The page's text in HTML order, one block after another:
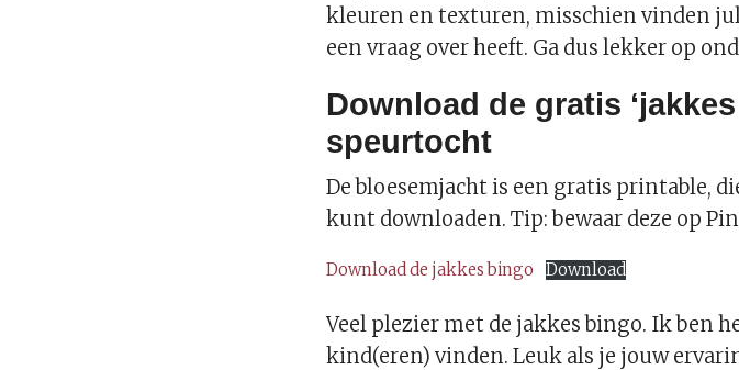
kleuren en texturen, misschien vinden
een vraag over heeft. Ga dus lekker op
Download de gratis
speurtocht
De bloesemjacht is een gratis printable,
kunt downloaden. Tip: bewaar deze op
Download de jakkes bingo Download
Veel plezier met de jakkes bingo. Ik ben
kind(eren) vinden. Leuk als je jouw